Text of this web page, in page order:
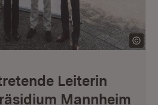
Leiterin
Mannheim